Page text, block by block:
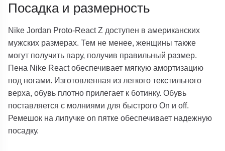
Посадка и размерность
Nike Jordan Proto-React Z доступен в американских
мужских размерах. Тем не менее, женщины также
могут получить пару, получив правильный размер.
Пена Nike React обеспечивает мягкую амортизацию
под ногами. Изготовленная из легкого текстильного
верха, обувь плотно прилегает к ботинку. Обувь
поставляется с молниями для быстрого On и off.
Ремешок на липучке on пятке обеспечивает надежную
посадку.